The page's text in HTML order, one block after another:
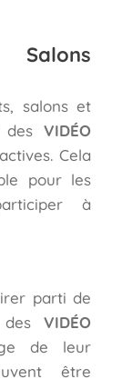
salons et
desVIDÉO
Cela
pour les
à
parti de
desVIDÉO
de leur
être